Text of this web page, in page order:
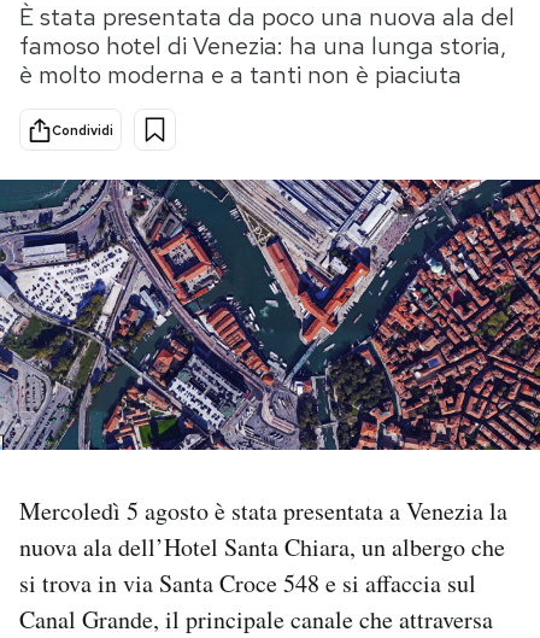
Tecnologia
Internet
Scienza
Cultura
Economia
Sport
Storie/Idee
Ok Boomer!
Media
Mondiali calcio 2026
PODCAST
NEWSLETTER
I MIEI PREFERITI
SHOP
CALENDARIO
È stata presentata da poco una nuova ala del
famoso hotel di Venezia: ha una lunga storia,
è molto moderna e a tanti non è piaciuta
Condividi
Mercoledì 5 agosto è stata presentata a Venezia la
nuova ala dell’Hotel Santa Chiara, un albergo che
si trova in via Santa Croce 548 e si affaccia sul
Canal Grande, il principale canale che attraversa